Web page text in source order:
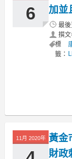
6
加並
最
撰
標
籤：
11月 2020年
黃金
財政